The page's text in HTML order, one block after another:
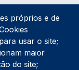
próprios e de
usar o site;
maior
do site;